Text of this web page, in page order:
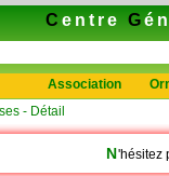
C entre G
Association
- Détail
N'hésitez